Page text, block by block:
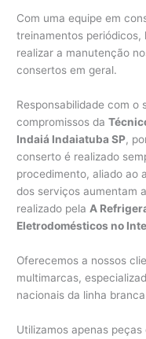
Com uma equipe em
treinamentos periódicos,
realizar a manutenção
consertos em geral.
Responsabilidade com o
compromissos da
Indaiá Indaiatuba SP,
conserto é realizado
procedimento, aliado ao
dos serviços aumentam
realizado pela A
Eletrodomésticos no
Oferecemos a nossos
multimarcas,
nacionais da linha
Utilizamos apenas